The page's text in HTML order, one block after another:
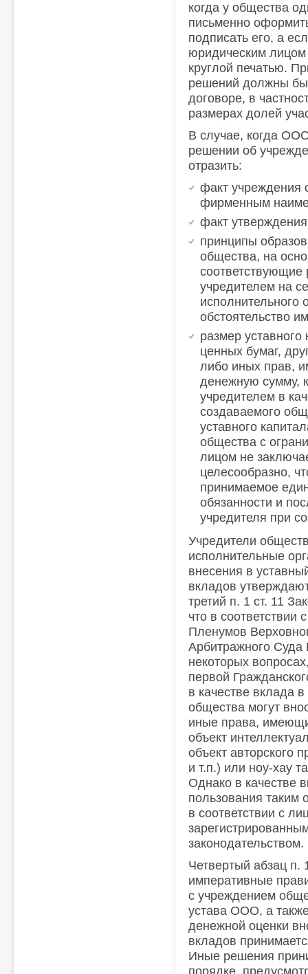
когда у общества
письменно
подписать его, а
юридическим лицом
круглой печатью.
решений должны
договоре, в
размерах долей
В случае, когда
решении об
отразить:
факт учреждения
фирменным
факт
принципы
общества, на
соответствующие
учредителем на
исполнительного
обстоятельство
размер
ценных бумаг,
либо иных прав,
денежную сумму,
учредителем в
создаваемого
уставного
общества с
лицом не
целесообразно,
принимаемое
обязанности и
учредителя при
Учредители
исполнительные
внесения в
вкладов
третий п. 1 ст. 11
что в соответствии
Пленумов
Арбитражного
некоторых
первой
в качестве вклада
общества могут
иные права,
объект
объект авторского
и т.п.) или ноу-хау
Однако в качестве
пользования таким
в соответствии с
законодательством.
Четвертый абзац п.
императивные
с учреждением
устава ООО, а
денежной оценки
вкладов
Иные решения
порядке,